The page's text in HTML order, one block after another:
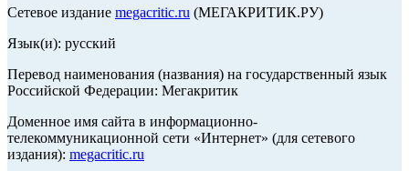
Сетевое издание megacritic.ru (МЕГАКРИТИК.РУ)
Язык(и): русский
Перевод наименования (названия) на государственный язык
Российской Федерации: Мегакритик
Доменное имя сайта в информационно-
телекоммуникационной сети «Интернет» (для сетевого
издания): megacritic.ru